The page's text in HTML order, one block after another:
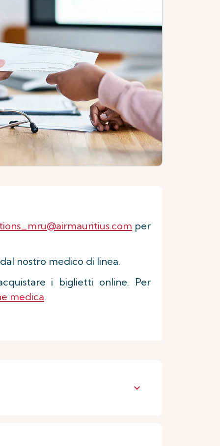
per
nostro medico di linea.
i biglietti online. Per
medica.
keyboard_arrow_down